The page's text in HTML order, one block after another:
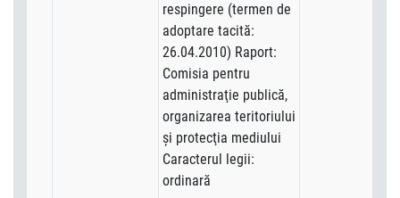
respingere (termen de
adoptare tacită:
26.04.2010) Raport:
Comisia pentru
administraţie publică,
organizarea teritoriului
şi protecţia mediului
Caracterul legii:
ordinară